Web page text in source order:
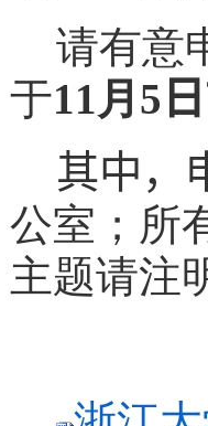
请有意
于11月 5
其中，
公室 ；所
主题请注